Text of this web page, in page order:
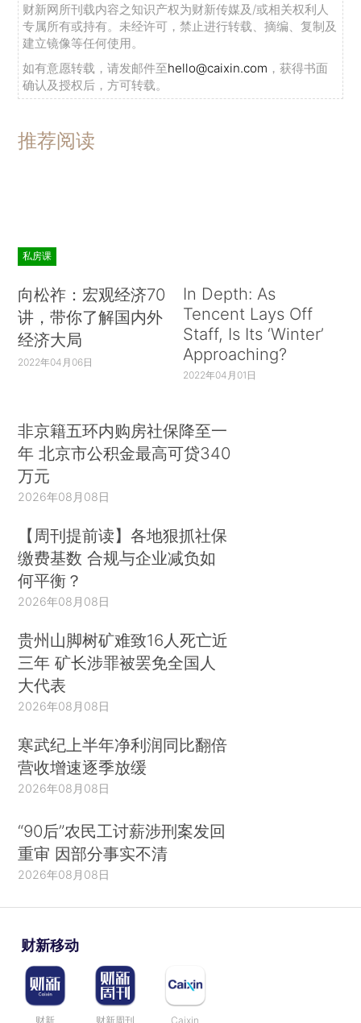
财新网所刊载内容之知识产权为财新传媒及/或相关权利人
专属所有或持有。未经许可，禁止进行转载、摘编、复制及
建立镜像等任何使用。
如有意愿转载，请发邮件至hello@caixin.com ，获得书面
确认及授权后，方可转载。
推荐阅读
私房课
向松祚：宏观经济70
讲，带你了解国内外
经济大局
2022年04月06日
In Depth: As
Tencent Lays Off
Staff, Is Its ‘Winter’
Approaching?
2022年04月01日
非京籍五环内购房社保降至一
年 北京市公积金最高可贷340
万元
2026年08月08日
【周刊提前读】各地狠抓社保
缴费基数 合规与企业减负如
何平衡？
2026年08月08日
贵州山脚树矿难致16人死亡近
三年 矿长涉罪被罢免全国人
大代表
2026年08月08日
寒武纪上半年净利润同比翻倍
营收增速逐季放缓
2026年08月08日
“90后”农民工讨薪涉刑案发回
重审 因部分事实不清
2026年08月08日
财新移动
财新 财新周刊 Caixin